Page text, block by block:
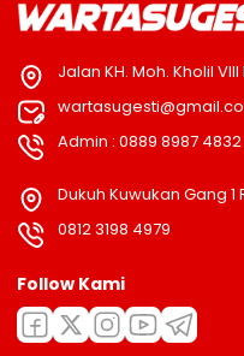
Jalan KH. Moh. Kholil
Admin : 0889 8987 4832
Dukuh Kuwukan Gang 1
0812 3198 4979
Follow Kami